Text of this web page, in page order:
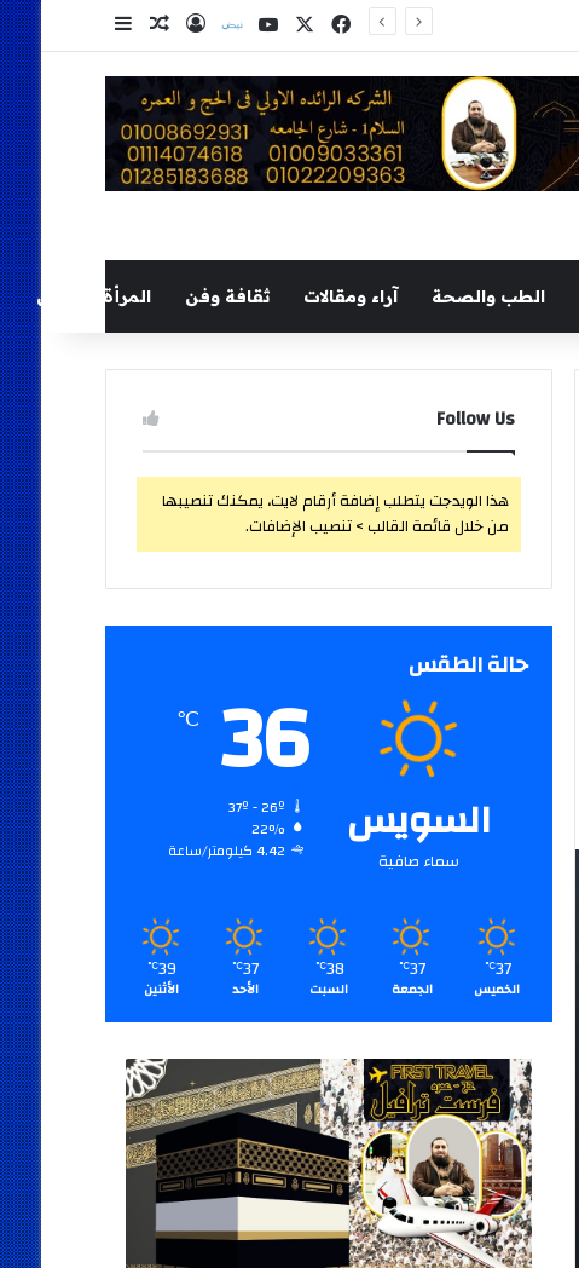
فيسبوك
‫X
‫YouTube
نلضتسجيل الدخول
مقال عشوائي
إضافة عمود
الطب والصحة آراء ومقالات ثقافة وفن المرأة والطفل
Follow Us
هذا الويدجت يتطلب إضافة أرقام لايت، يمكنك تنصيبها
من خلال قائمة القالب > تنصيب الإضافات.
حالة الطقس
السويس
سماء صافية
36
℃
22%
4.42 كيلومتر/ساعة
37
℃
الخميس
37
℃
الجمعة
38
℃
السبت
37
℃
الأحد
39
℃
الأثنين